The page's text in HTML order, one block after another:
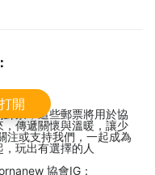
票，這些郵票將用於協
傳遞關懷與溫暖，讓少
注或支持我們，一起成為
玩出有選擇的人
協會IG：
開